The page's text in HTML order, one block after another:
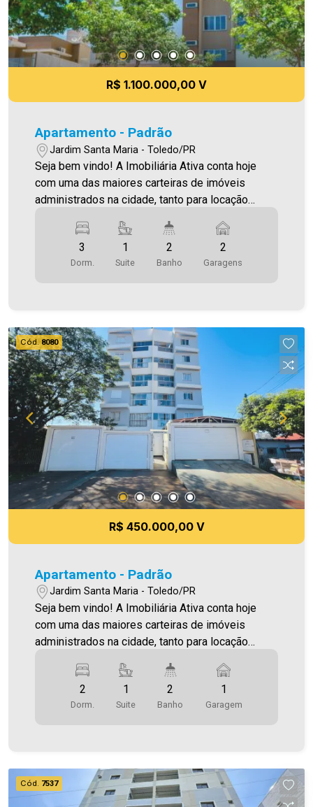
R$ 1.100.000,00 V
Apartamento - Padrão
Jardim Santa Maria - Toledo/PR
Seja bem vindo! A Imobiliária Ativa conta hoje
com uma das maiores carteiras de imóveis
administrados na cidade, tanto para locação
opções! Apartamento Localizado no Jardim La
Cozinha - Escritório - 01 Suíte - 02 Quartos - 02
privativa 167,55m² Área total 205,05m² Aproveite
essa oportunidade! A hora de encontrar o seu
novo lar É AGORA! Imobiliária Ativa, sinta-se em
casa!
3
Dorm.
1
Suite
2
Banho
2
Garagens
Cód.8080
R$ 450.000,00 V
Apartamento - Padrão
Jardim Santa Maria - Toledo/PR
Seja bem vindo! A Imobiliária Ativa conta hoje
com uma das maiores carteiras de imóveis
administrados na cidade, tanto para locação
opções! Apartamento Localizado no Jardim
Santa Maria. ***COM BONIFICAÇÃO ESPECIAL
DE R$150,00 PARA PGTO EM DIA POR 03
papel de parede e 2 nichos - 02 WC´s (social e
suíte) - Área de serviço com móveis planejados -
2
Dorm.
1
Suite
2
Banho
1
Garagem
Cód. 7537